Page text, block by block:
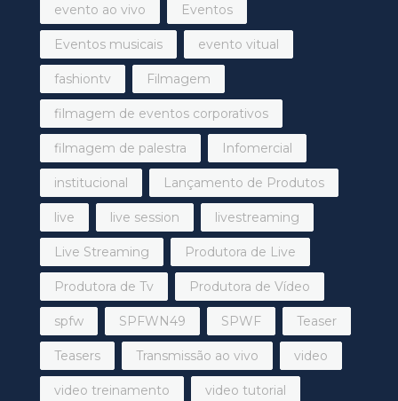
evento ao vivo Eventos
Eventos musicais evento vitual
fashiontv Filmagem
filmagem de eventos corporativos
filmagem de palestra Infomercial
institucional Lançamento de Produtos
live live session livestreaming
Live Streaming Produtora de Live
Produtora de Tv Produtora de Vídeo
spfw SPFWN49 SPWF Teaser
Teasers Transmissão ao vivo video
video treinamento video tutorial